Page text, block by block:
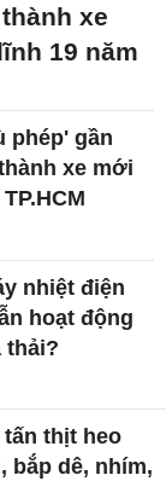
xe
19 năm
phép' gần
xe mới
nhiệt điện
hoạt động
thải?
tấn thịt heo
bắp dê, nhím,